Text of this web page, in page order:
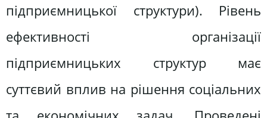
підприємницької структури). Рівень
ефективності організації
підприємницьких структур має
суттєвий вплив на рішення соціальних